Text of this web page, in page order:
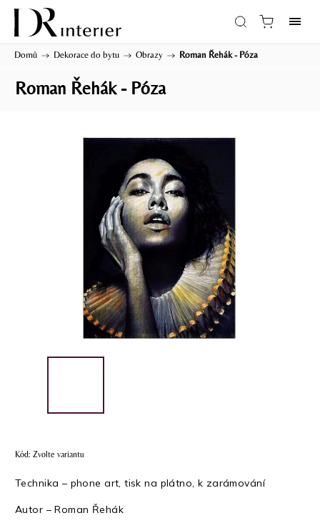
Domů / Dekorace do bytu / Obrazy / Roman Řehák - Póza
Roman Řehák - Póza
Kód: Zvolte variantu
Technika – phone art, tisk na plátno, k zarámování
Autor – Roman Řehák